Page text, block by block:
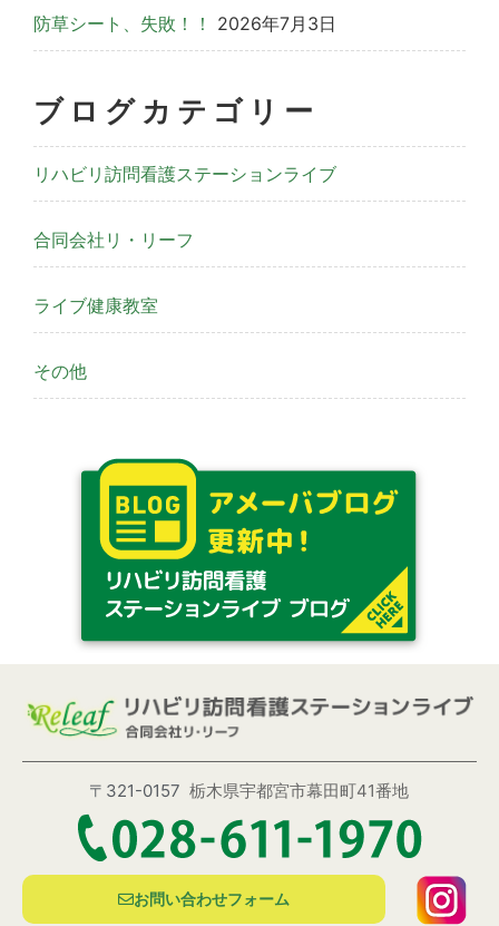
防草シート、失敗！！ 2026年7月3日
ブログカテゴリー
リハビリ訪問看護ステーションライブ
合同会社リ・リーフ
ライブ健康教室
その他
〒321-0157栃木県宇都宮市幕田町41番地
お問い合わせフォーム